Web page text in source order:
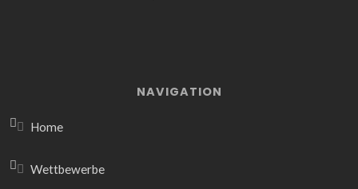
NAVIGATION
Home
Wettbewerbe